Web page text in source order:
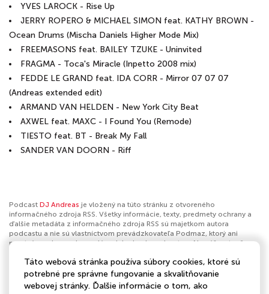
YVES LAROCK - Rise Up
JERRY ROPERO & MICHAEL SIMON feat. KATHY BROWN -
Ocean Drums (Mischa Daniels Higher Mode Mix)
FREEMASONS feat. BAILEY TZUKE - Uninvited
FRAGMA - Toca's Miracle (Inpetto 2008 mix)
FEDDE LE GRAND feat. IDA CORR - Mirror 07 07 07
(Andreas extended edit)
ARMAND VAN HELDEN - New York City Beat
AXWEL feat. MAXC - I Found You (Remode)
TIESTO feat. BT - Break My Fall
SANDER VAN DOORN - Riff
Podcast DJ Andreas je vložený na túto stránku z otvoreného
informačného zdroja RSS. Všetky informácie, texty, predmety ochrany a
ďalšie metadáta z informačného zdroja RSS sú majetkom autora
podcastu a nie sú vlastníctvom prevádzkovateľa Podmaz, ktorý ani
nevytvára ani nezodpovedá za ich obsah podcastov. Ak máš za to, že
nahlásiť obsah. Ak je toto tvoj podcast a chceš získať kontrolu nad týmto
profilomklikni sem.
Táto webová stránka používa súbory cookies, ktoré sú
potrebné pre správne fungovanie a skvalitňovanie
webovej stránky. Ďalšie informácie o tom, ako